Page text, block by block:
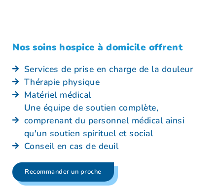
Nos soins hospice à domicile offrent
Services de prise en charge de la douleur
Thérapie physique
Matériel médical
Une équipe de soutien complète,
comprenant du personnel médical ainsi
qu'un soutien spirituel et social
Conseil en cas de deuil
Recommander un proche